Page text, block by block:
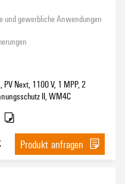
und gewerbliche Anwendungen
Next, 1100 V, 1 MPP, 2
II, WM4C
Produkt anfragen